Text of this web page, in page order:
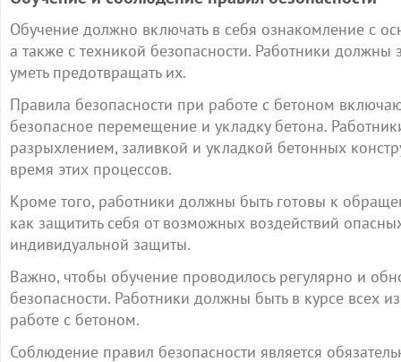
Обучение должно включать в себя ознакомление с
а также с техникой безопасности. Работники
уметь предотвращать их.
Правила безопасности при работе с бетоном
безопасное перемещение и укладку бетона.
разрыхлением, заливкой и укладкой бетонных
время этих процессов.
Кроме того, работники должны быть готовы к
как защитить себя от возможных воздействий
индивидуальной защиты.
Важно, чтобы обучение проводилось регулярно и
безопасности. Работники должны быть в курсе всех
работе с бетоном.
Соблюдение правил безопасности является